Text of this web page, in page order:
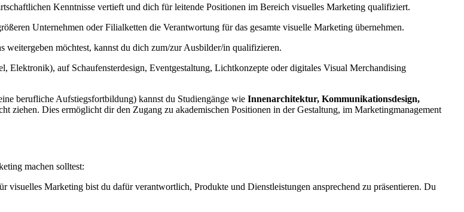
Kenntnisse vertieft und dich für leitende Positionen im Bereich visuelles Marketing qualifiziert.
Unternehmen oder Filialketten die Verantwortung für das gesamte visuelle Marketing übernehmen.
weitergeben möchtest, kannst du dich zum/zur Ausbilder/in qualifizieren.
Elektronik), auf Schaufensterdesign, Eventgestaltung, Lichtkonzepte oder digitales Visual Merchandising
berufliche Aufstiegsfortbildung) kannst du Studiengänge wie Innenarchitektur, Kommunikationsdesign,
ziehen. Dies ermöglicht dir den Zugang zu akademischen Positionen in der Gestaltung, im Marketingmanagement
machen solltest:
visuelles Marketing bist du dafür verantwortlich, Produkte und Dienstleistungen ansprechend zu präsentieren. Du